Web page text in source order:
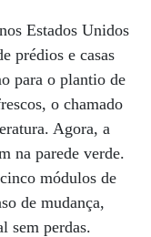
Estados Unidos
prédios e casas
para o plantio de
o chamado
Agora, a
na parede verde.
módulos de
de mudança,
sem perdas.